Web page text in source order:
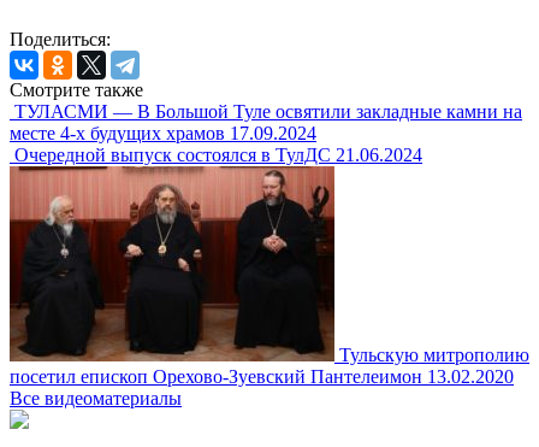
Поделиться:
Смотрите также
ТУЛАСМИ — В Большой Туле освятили закладные камни на
месте 4-х будущих храмов 17.09.2024
Очередной выпуск состоялся в ТулДС 21.06.2024
Тульскую митрополию
посетил епископ Орехово-Зуевский Пантелеимон 13.02.2020
Все видеоматериалы